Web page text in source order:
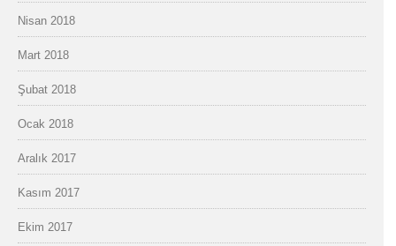
Nisan 2018
Mart 2018
Şubat 2018
Ocak 2018
Aralık 2017
Kasım 2017
Ekim 2017